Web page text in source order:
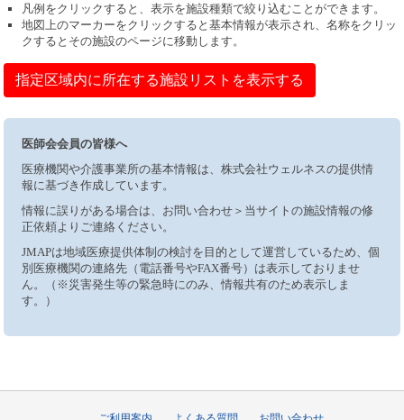
凡例をクリックすると、表示を施設種類で絞り込むことができます。
地図上のマーカーをクリックすると基本情報が表示され、名称をクリッ
クするとその施設のページに移動します。
指定区域内に所在する施設リストを表示する
医師会会員の皆様へ
医療機関や介護事業所の基本情報は、株式会社ウェルネスの提供情
報に基づき作成しています。
情報に誤りがある場合は、お問い合わせ＞当サイトの施設情報の修
正依頼よりご連絡ください。
JMAPは地域医療提供体制の検討を目的として運営しているため、個
別医療機関の連絡先（電話番号やFAX番号）は表示しておりませ
ん。（※災害発生等の緊急時にのみ、情報共有のため表示しま
す。）